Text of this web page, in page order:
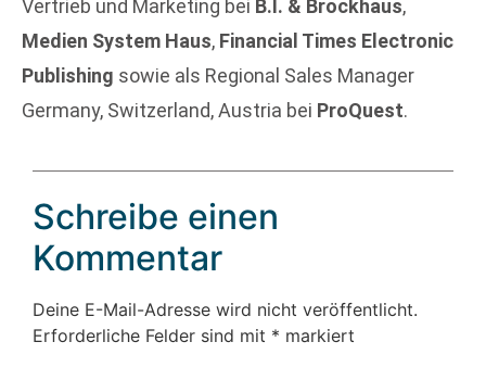
Vertrieb und Marketing bei B.I. & Brockhaus,
Medien System Haus, Financial Times Electronic
Publishing sowie als Regional Sales Manager
Germany, Switzerland, Austria bei ProQuest.
Schreibe einen
Kommentar
Deine E-Mail-Adresse wird nicht veröffentlicht.
Erforderliche Felder sind mit * markiert